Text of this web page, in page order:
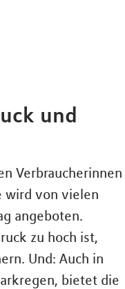
und
Verbraucherinnen
wird von vielen
angeboten.
zu hoch ist,
Und: Auch in
bietet die